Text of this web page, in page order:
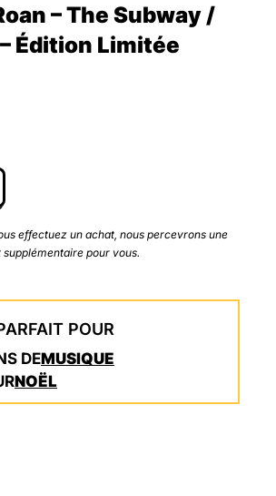
– The Subway /
Édition Limitée
effectuez un achat, nous percevrons une
pour vous.
POUR
DEMUSIQUE
NOËL